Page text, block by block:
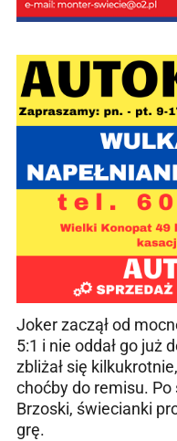
Joker zaczął od
5:1 i nie oddał go już
zbliżał się
choćby do remisu.
Brzoski, świecianki
grę.